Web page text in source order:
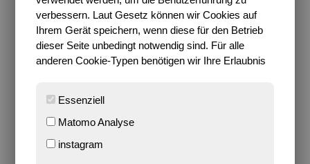
10 KOMMENTARE
ANTWORTEN
Auch mal eine nette Geschicht. :)
Ich habe auch schon ein paar nette Menschen übers
verbessern. Laut Gesetz können wir Cookies auf
Ihrem Gerät speichern, wenn diese für den Betrieb
dieser Seite unbedingt notwendig sind. Für alle
anderen Cookie-Typen benötigen wir Ihre Erlaubnis
Essenziell
Matomo Analyse
instagram